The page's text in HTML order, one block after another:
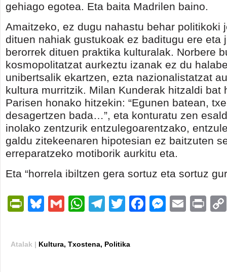
gehiago egotea. Eta baita Madrilen baino.
Amaitzeko, ez dugu nahastu behar politikoki
dituen nahiak gustukoak ez baditugu ere eta
berorrek dituen praktika kulturalak. Norbere
kosmopolitatzat aurkeztu izanak ez du
unibertsalik ekartzen, ezta nazionalistatzat
kultura murritzik. Milan Kunderak hitzaldi bat
Parisen honako hitzekin: “Egunen batean,
desagertzen bada…”, eta konturatu zen
inolako zentzurik entzulegoarentzako,
galdu zitekeenaren hipotesian ez baitzuten
erreparatzeko motiborik aurkitu eta.
Eta “horrela ibiltzen gera sortuz eta sortuz
PrintFriendly
Bluesky
GmailWhatsApp
Telegram
TwitterFacebook
Email
Atalak | Kultura, Txostena, Politika